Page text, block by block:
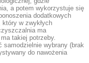
a potem wykorzystuje się
dodatkowych
w zwykłych
ma
takiej potrzeby.
samodzielnie wybrany (brak
do nawożenia